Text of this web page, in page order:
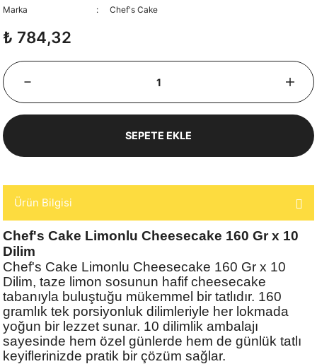
Marka Chef's Cake
₺ 784,32
SEPETE EKLE
Ürün Bilgisi
Chef's Cake Limonlu Cheesecake 160 Gr x 10
Dilim
Chef's Cake Limonlu Cheesecake 160 Gr x 10
Dilim, taze limon sosunun hafif cheesecake
tabanıyla buluştuğu mükemmel bir tatlıdır. 160
gramlık tek porsiyonluk dilimleriyle her lokmada
yoğun bir lezzet sunar. 10 dilimlik ambalajı
sayesinde hem özel günlerde hem de günlük tatlı
keyiflerinizde pratik bir çözüm sağlar.